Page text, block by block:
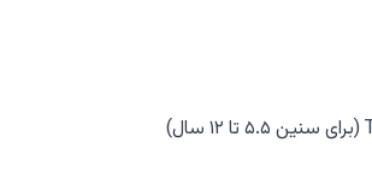
(برای سنین ۵.۵ تا ۱۲ سال)